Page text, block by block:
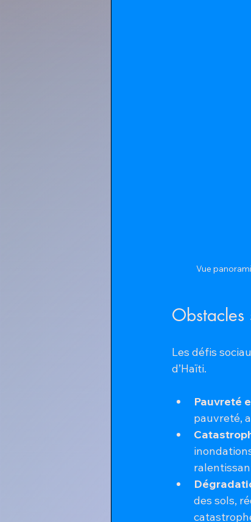
Vue
Les défis
d’Haïti.
Pauvreté
pauvreté,
des sols,